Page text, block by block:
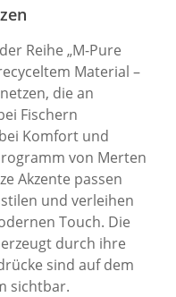
Reihe „M-Pure
Material –
die an
Fischern
Komfort und
von Merten
Akzente passen
und verleihen
Touch. Die
durch ihre
sind auf dem
sichtbar.